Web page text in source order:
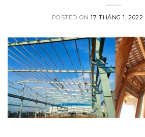
POSTED ON17 THÁNG 1, 2022